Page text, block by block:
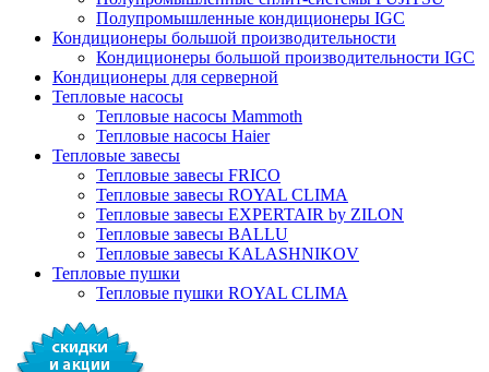
Полупромышленные кондиционеры IGC
Кондиционеры большой производительности
Кондиционеры большой производительности IGC
Кондиционеры для серверной
Тепловые насосы
Тепловые насосы Mammoth
Тепловые насосы Haier
Тепловые завесы
Тепловые завесы FRICO
Тепловые завесы ROYAL CLIMA
Тепловые завесы EXPERTAIR by ZILON
Тепловые завесы BALLU
Тепловые завесы KALASHNIKOV
Тепловые пушки
Тепловые пушки ROYAL CLIMA